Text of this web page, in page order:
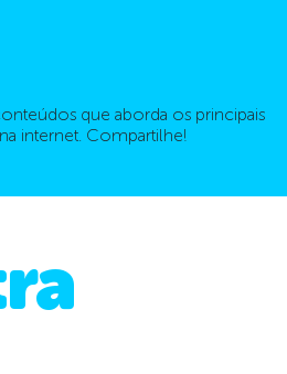
que aborda os principais
internet. Compartilhe!